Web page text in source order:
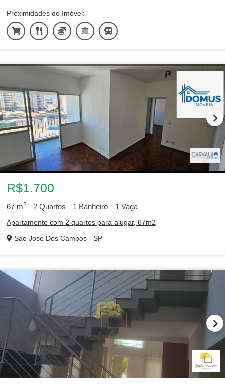
Proximidades do Imóvel:
R$1.700
67 m2 2 Quartos 1 Banheiro 1 Vaga
Apartamento com 2 quartos para alugar, 67m2
Sao Jose Dos Campos - SP